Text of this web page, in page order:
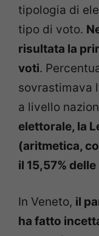
tipologia di
tipo di voto.
risultata la
voti.
sovrastimava
a livello
elettorale, la
(aritmetica,
il 15,57%
In Veneto, il
ha fatto